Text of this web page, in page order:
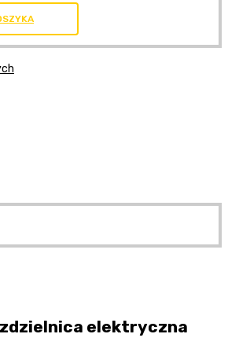
elektryczna